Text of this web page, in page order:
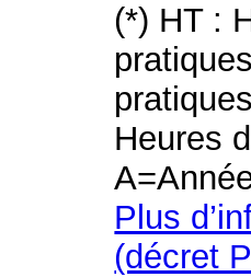
(*) HT :
Heures
Plus
(décret